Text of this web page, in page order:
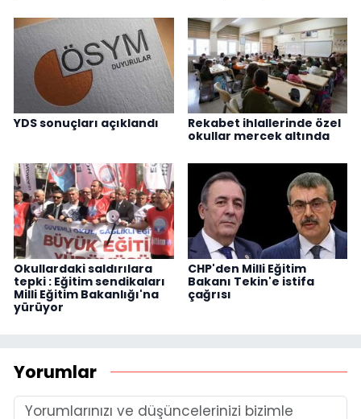
YDS sonuçları açıklandı
Rekabet ihlallerinde özel
okullar mercek altında
Okullardaki saldırılara
tepki : Eğitim sendikaları
Milli Eğitim Bakanlığı'na
yürüyor
CHP'den Milli Eğitim
Bakanı Tekin'e istifa
çağrısı
Yorumlar